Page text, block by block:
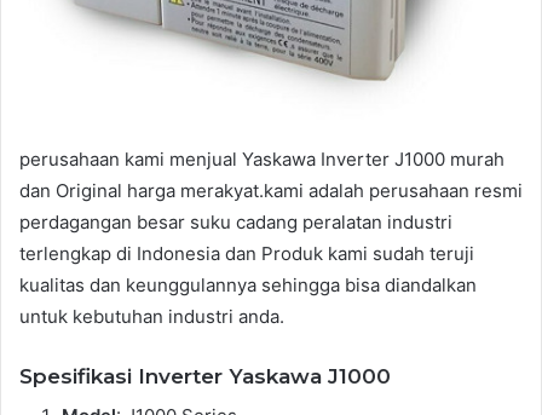
perusahaan kami menjual Yaskawa Inverter J1000 murah
dan Original harga merakyat.kami adalah perusahaan resmi
perdagangan besar suku cadang peralatan industri
terlengkap di Indonesia dan Produk kami sudah teruji
kualitas dan keunggulannya sehingga bisa diandalkan
untuk kebutuhan industri anda.
Spesifikasi Inverter Yaskawa J1000